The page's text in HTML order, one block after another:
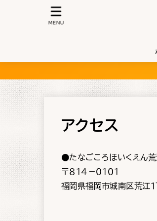
MENU
アクセス
●たなごころほいくえん
〒８１４－０１０１
福岡県福岡市城南区荒江１